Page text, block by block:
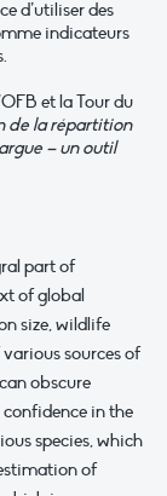
d’utiliser des
indicateurs
et la Tour du
de la répartition
– un outil
part of
of global
size, wildlife
sources of
obscure
in the
species, which
of